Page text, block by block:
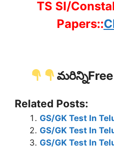
TS SI/
Papers::
మరిన్నిFree
Related Posts:
GS/GK Test In
GS/GK Test In
GS/GK Test In